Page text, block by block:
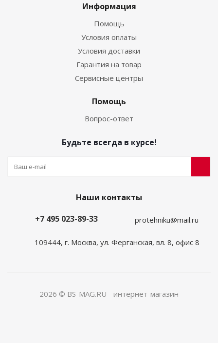
Информация
Помощь
Условия оплаты
Условия доставки
Гарантия на товар
Сервисные центры
Помощь
Вопрос-ответ
Будьте всегда в курсе!
Наши контакты
+7 495 023-89-33
protehniku@mail.ru
109444, г. Москва, ул. Ферганская, вл. 8, офис 8
2026 © BS-MAG.RU - интернет-магазин